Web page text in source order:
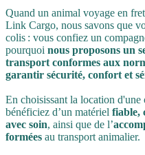
Quand un animal voyage en
Link Cargo, nous savons que
colis : vous confiez un
pourquoi nous proposons un
transport conformes aux
garantir sécurité, confort et
En choisissant la location
bénéficiez d’un matériel fiable,
avec soin, ainsi que de l’
formées au transport animalier.